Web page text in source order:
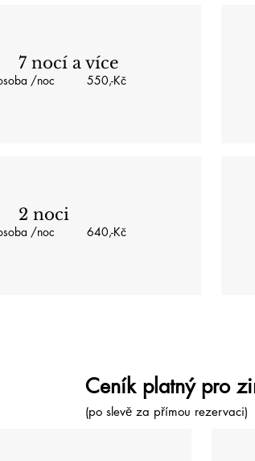
7 nocí a více
/noc 550,-Kč
2 noci
/noc 640,-Kč
Ceník platný pro
(po slevě za přímou rezervaci)